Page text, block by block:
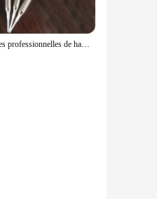
Fléchettes professionnelles de haute qualité, jeu de 3 pièces de 18 grammes, pointe souple, pour sports d'intérieur